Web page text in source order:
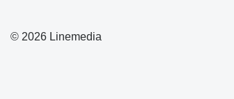
© 2026 Linemedia